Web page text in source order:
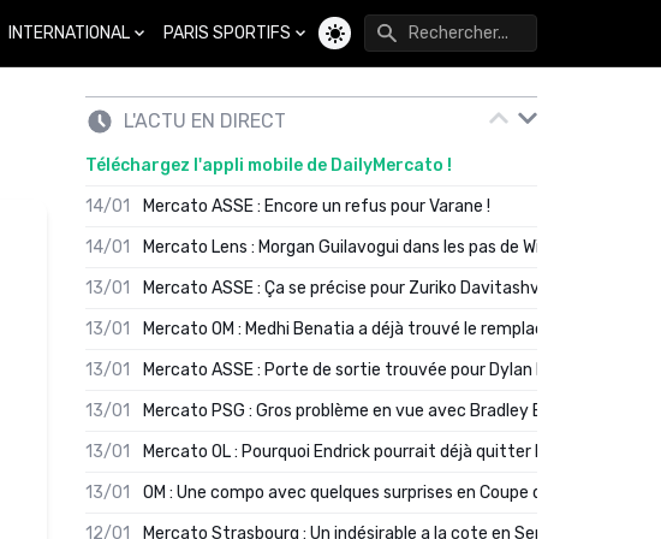
INTERNATIONAL PARIS SPORTIFS
Changer de thème
L'ACTU EN DIRECT
Téléchargez l'appli mobile de DailyMercato !
14/01
Mercato ASSE : Encore un refus pour Varane !
14/01
Mercato Lens : Morgan Guilavogui dans les pas de Will Still ?
13/01
Mercato ASSE : Ça se précise pour Zuriko Davitashvili
13/01
Mercato OM : Medhi Benatia a déjà trouvé le remplaçant de Robinio
13/01
Mercato ASSE : Porte de sortie trouvée pour Dylan Batubinsika
13/01
Mercato PSG : Gros problème en vue avec Bradley Barcola ?
13/01
Mercato OL : Pourquoi Endrick pourrait déjà quitter Lyon en janvier
13/01
OM : Une compo avec quelques surprises en Coupe de France
12/01
Mercato Strasbourg : Un indésirable a la cote en Serie A